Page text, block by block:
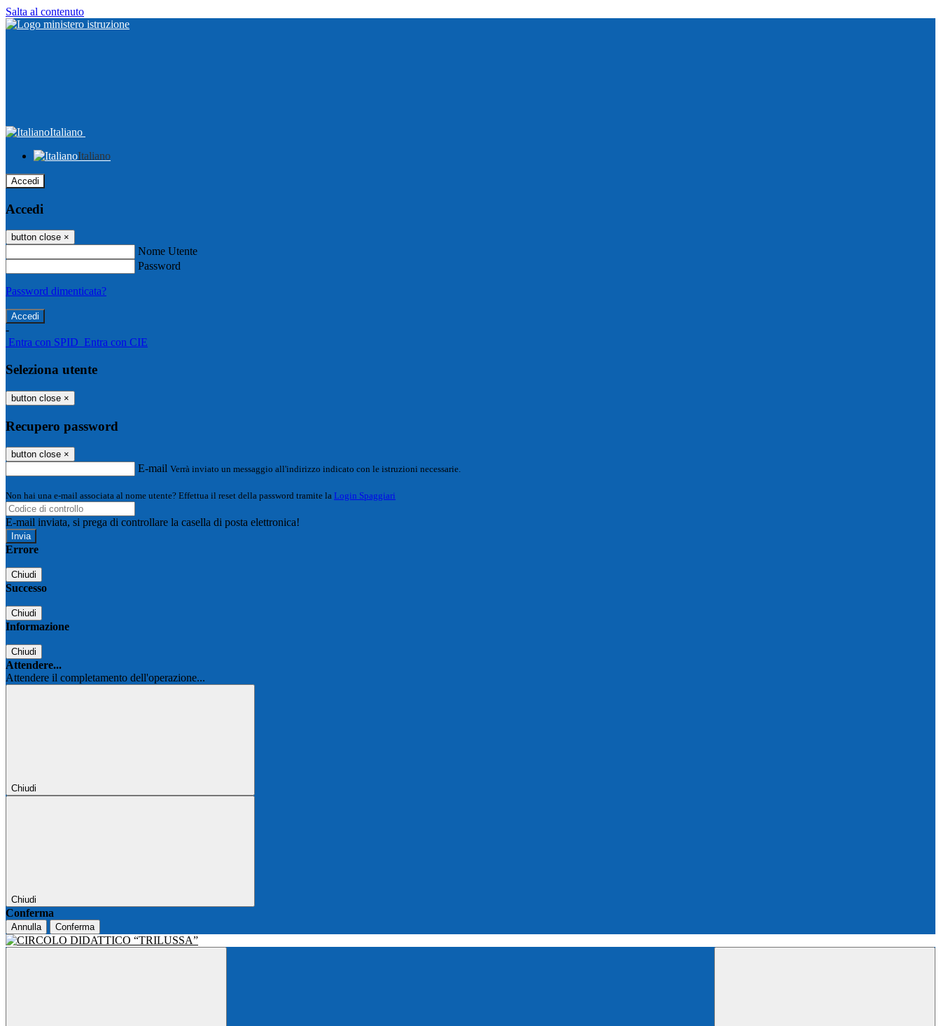
Salta al contenuto
Italiano
Italiano
Accedi
Accedi
button close ×
Nome Utente
Password
Password dimenticata?
-
Entra con SPID Entra con CIE
Seleziona utente
button close ×
Recupero password
button close ×
E-mail Verrà inviato un messaggio all'indirizzo indicato con le istruzioni necessarie.
Non hai una e-mail associata al nome utente? Effettua il reset della password tramite la Login Spaggiari
E-mail inviata, si prega di controllare la casella di posta elettronica!
Errore
Chiudi
Successo
Chiudi
Informazione
Chiudi
Attendere...
Attendere il completamento dell'operazione...
Chiudi
Chiudi
Conferma
Annulla Conferma